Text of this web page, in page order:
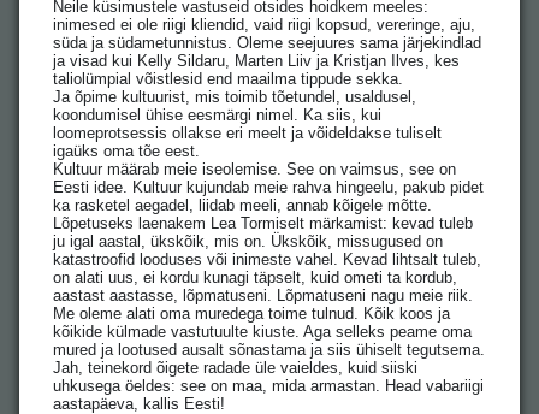
Neile küsimustele vastuseid otsides hoidkem meeles:
inimesed ei ole riigi kliendid, vaid riigi kopsud, vereringe, aju,
süda ja südametunnistus. Oleme seejuures sama järjekindlad
ja visad kui Kelly Sildaru, Marten Liiv ja Kristjan Ilves, kes
taliolümpial võistlesid end maailma tippude sekka.
Ja õpime kultuurist, mis toimib tõetundel, usaldusel,
koondumisel ühise eesmärgi nimel. Ka siis, kui
loomeprotsessis ollakse eri meelt ja võideldakse tuliselt
igaüks oma tõe eest.
Kultuur määrab meie iseolemise. See on vaimsus, see on
Eesti idee. Kultuur kujundab meie rahva hingeelu, pakub pidet
ka rasketel aegadel, liidab meeli, annab kõigele mõtte.
Lõpetuseks laenakem Lea Tormiselt märkamist: kevad tuleb
ju igal aastal, ükskõik, mis on. Ükskõik, missugused on
katastroofid looduses või inimeste vahel. Kevad lihtsalt tuleb,
on alati uus, ei kordu kunagi täpselt, kuid ometi ta kordub,
aastast aastasse, lõpmatuseni. Lõpmatuseni nagu meie riik.
Me oleme alati oma muredega toime tulnud. Kõik koos ja
kõikide külmade vastutuulte kiuste. Aga selleks peame oma
mured ja lootused ausalt sõnastama ja siis ühiselt tegutsema.
Jah, teinekord õigete radade üle vaieldes, kuid siiski
uhkusega öeldes: see on maa, mida armastan. Head vabariigi
aastapäeva, kallis Eesti!